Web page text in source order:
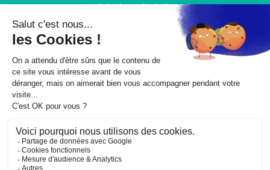
0,35€ / min + prix de l’appel